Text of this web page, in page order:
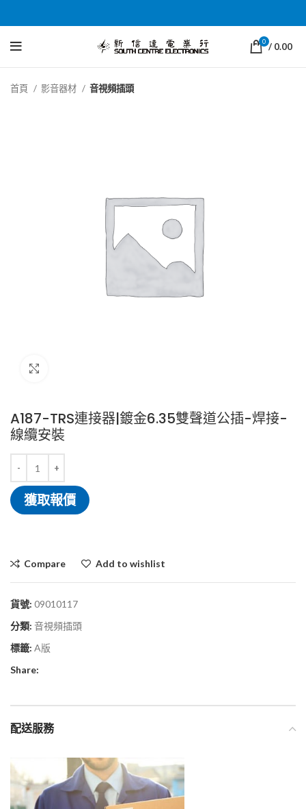
0 / 0.00
首頁 影音器材 音視頻插頭
A187-TRS連接器|鍍金6.35雙聲道公插-焊接-
線纜安裝
獲取報價
Compare Add to wishlist
貨號: 09010117
分類: 音視頻插頭
標籤: A版
Share:
配送服務